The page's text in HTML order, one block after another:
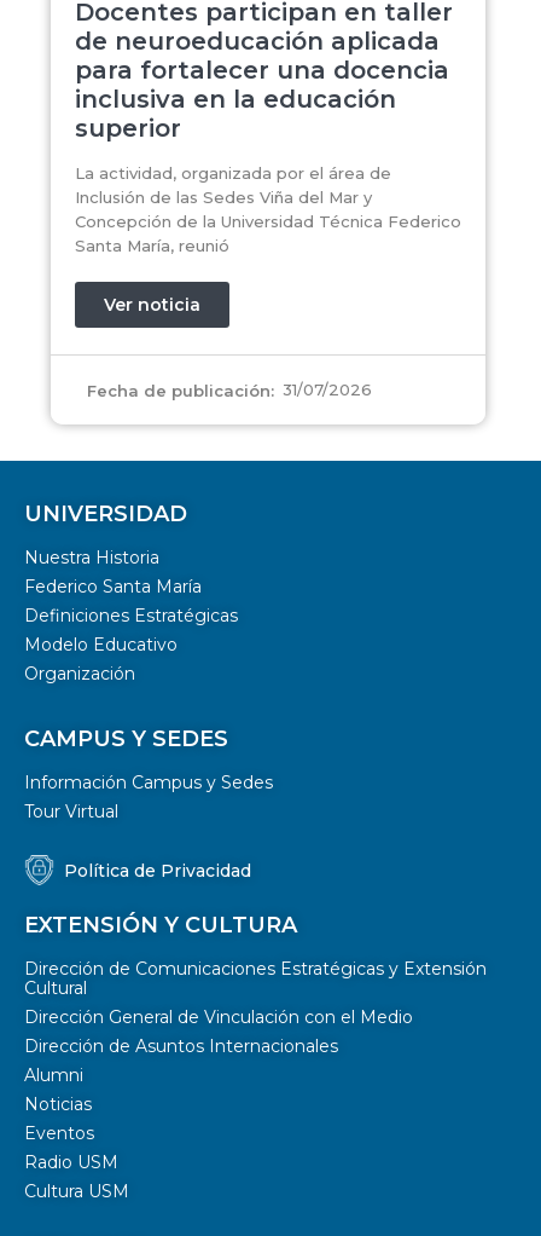
Docentes participan en taller
de neuroeducación aplicada
para fortalecer una docencia
inclusiva en la educación
superior
La actividad, organizada por el área de
Inclusión de las Sedes Viña del Mar y
Concepción de la Universidad Técnica Federico
Santa María, reunió
Ver noticia
Fecha de publicación: 31/07/2026
UNIVERSIDAD
Nuestra Historia
Federico Santa María
Definiciones Estratégicas
Modelo Educativo
Organización
CAMPUS Y SEDES
Información Campus y Sedes
Tour Virtual
Política de Privacidad
EXTENSIÓN Y CULTURA
Dirección de Comunicaciones Estratégicas y Extensión
Cultural
Dirección General de Vinculación con el Medio
Dirección de Asuntos Internacionales
Alumni
Noticias
Eventos
Radio USM
Cultura USM